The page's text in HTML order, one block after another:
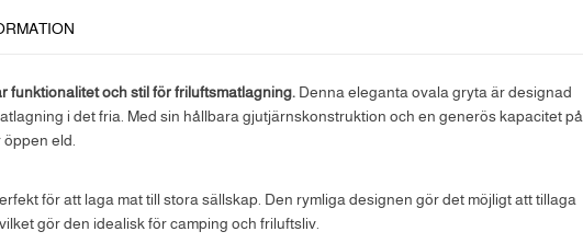
funktionalitet och stil för friluftsmatlagning. Denna eleganta ovala gryta är designad
i det fria. Med sin hållbara gjutjärnskonstruktion och en generös kapacitet på
eld.
för att laga mat till stora sällskap. Den rymliga designen gör det möjligt att tillaga
gör den idealisk för camping och friluftsliv.